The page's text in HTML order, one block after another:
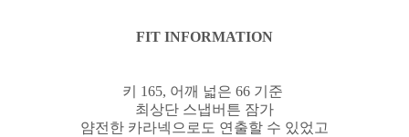
FIT INFORMATION
키 165, 어깨 넓은 66 기준
최상단 스냅버튼 잠가
얌전한 카라넥으로도 연출할 수 있었고